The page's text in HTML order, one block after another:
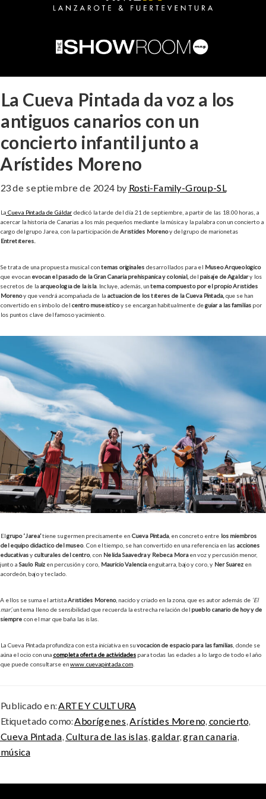
La Cueva Pintada da voz a los
antiguos canarios con un
concierto infantil junto a
Arístides Moreno
23 de septiembre de 2024by Rosti-Family-Group-SL
La Cueva Pintada de Gáldar dedicó la tarde del día 21 de septiembre, a partir de las 18.00 horas, a
acercar la historia de Canarias a los más pequeños mediante la música y la palabra con un concierto a
cargo del grupo Jarea, con la participación deArístides Morenoy del grupo de marionetas
Entretíteres.
Se trata de una propuesta musical contemas originales desarrollados para el Museo Arqueológico
que evocan evocan el pasado de la Gran Canaria prehispánica y colonial, del paisaje de Agáldary los
secretos de la arqueología de la isla. Incluye, además, untema compuesto por el propio Arístides
Morenoy que vendrá acompañada de la actuación de los títeres de la Cueva Pintada, que se han
convertido en símbolo del centro museísticoy se encargan habitualmente deguiar a las familias por
los puntos clave del famoso yacimiento.
Elgrupo ‘Jarea’tiene su germen precisamente en Cueva Pintada, en concreto entre los miembros
del equipo didáctico del museo. Con el tiempo, se han convertido en una referencia en las acciones
educativasy culturales del centro, con Nélida Saavedra y Rebeca Moraen voz y percusión menor,
junto a Saulo Ruiz en percusión y coro, Mauricio Valenciaen guitarra, bajo y coro, y Ner Suárez en
acordeón, bajo y teclado.
A ellos se suma el artistaArístides Moreno, nacido y criado en la zona, que es autor además de ‘El
mar’,un tema lleno de sensibilidad que recuerda la estrecha relación del pueblo canario de hoy y de
siempre con el mar que baña las islas.
La Cueva Pintada profundiza con esta iniciativa en suvocación de espacio para las familias , donde se
aúna el ocio con una completa oferta de actividades para todas las edades a lo largo de todo el año
que puede consultarse enwww.cuevapintada.com
Publicado en:ARTE Y CULTURA
Etiquetado como:Aborígenes,Arístides Moreno, concierto,
Cueva Pintada, Cultura de las islas,galdar,gran canaria,
música